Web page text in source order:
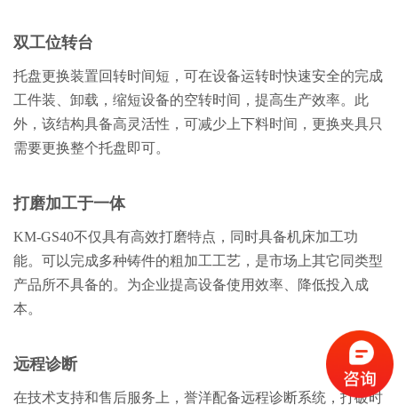
双工位转台
托盘更换装置回转时间短，可在设备运转时快速安全的完成
工件装、卸载，缩短设备的空转时间，提高生产效率。此
外，该结构具备高灵活性，可减少上下料时间，更换夹具只
需要更换整个托盘即可。
打磨加工于一体
KM-GS40不仅具有高效打磨特点，同时具备机床加工功
能。可以完成多种铸件的粗加工工艺，是市场上其它同类型
产品所不具备的。为企业提高设备使用效率、降低投入成
本。
远程诊断
在技术支持和售后服务上，誉洋配备远程诊断系统，打破时